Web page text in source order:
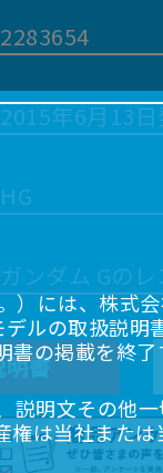
2283654
2015年6月13
HG
ガンダム Gの
書
）には、株式
ルの取扱説明
の掲載を終了
明文その他
権は当社また